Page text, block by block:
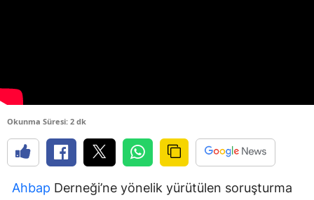
Okunma Süresi: 2 dk
Ahbap Derneği’ne yönelik yürütülen soruşturma